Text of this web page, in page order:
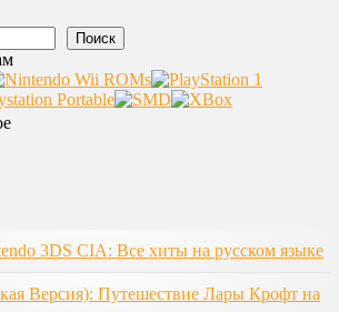
Поиск
3DS CIA: Все хиты на русском языке
Версия): Путешествие Лары Крофт на